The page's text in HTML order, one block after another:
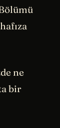
ne
bir